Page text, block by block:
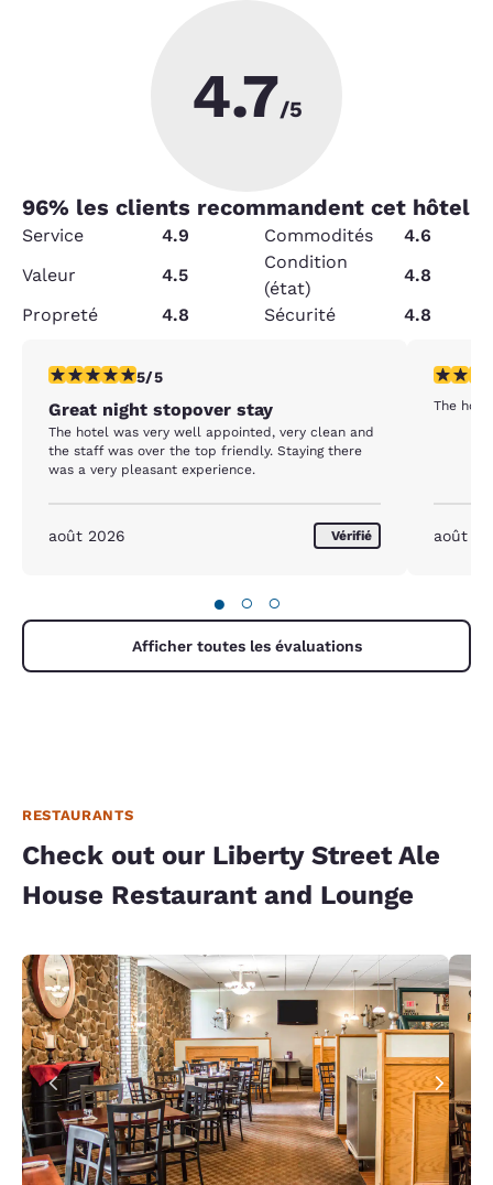
4.7/5
96% les clients recommandent cet hôtel
Service 4.9 Commodités
4.6
Valeur
4.5
Condition
(état)
4.8
Propreté
4.8 Sécurité 4.8
5 étoiles. Exceptionnel. 1 commentaire
5/5
Great night stopover stay
The hotel was very well appointed, very clean and
the staff was over the top friendly. Staying there
was a very pleasant experience.
août 2026 Vérifié
5
The
août
● ○ ○
Afficher toutes les évaluations
RESTAURANTS
Check out our Liberty Street Ale
House Restaurant and Lounge